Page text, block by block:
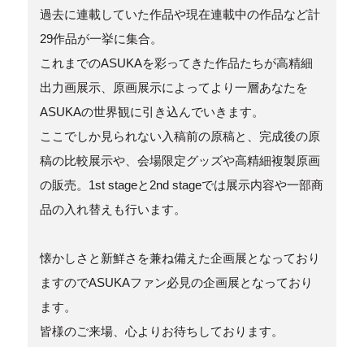
過去に連載していた作品や現在連載中の作品など計
29作品が一挙に集合。
これまでのASUKAを彩ってきた作品たちが高精細
出力画展示、原画展示によってより一層あなたを
ASUKAの世界観に引き込んでいきます。
ここでしか見られない入稿前の原稿と、完成後の原
稿の比較展示や、会場限定グッズや高精細複製原画
の販売。1st stageと2nd stageでは展示内容や一部商
品の入れ替えも行います。
懐かしさと新鮮さを兼ね備えた企画展となっており
ますのでASUKAファン必見の企画展となっており
ます。
皆様のご来場、心よりお待ちしております。